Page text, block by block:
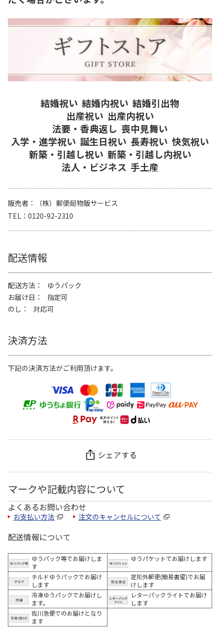
結婚祝い 結婚内祝い 結婚引出物
出産祝い 出産内祝い
法要・香典返し 喪中見舞い
入学・進学祝い 誕生日祝い 長寿祝い 快気祝い
新築・引越し祝い 新築・引越し内祝い
法人・ビジネス 手土産
販売者
（株）郵便局物販サービス
TEL
0120-92-2310
配送情報
配送方法
ゆうパック
お届け日
指定可
のし
対応可
決済方法
下記の決済方法がご利用頂けます。
シェアする
マークや記載内容について
よくあるお問い合わせ
お支払い方法 注文のキャンセルについて
配送情報について
ゆうパック等でお届けしま
す
ゆうパケットでお届けします
チルドゆうパックでお届け
します
定形外郵便(簡易書留)でお届
けします
冷凍ゆうパックでお届けし
ます。
レターパックライトでお届け
します
佐川急便でのお届けとなり
ます